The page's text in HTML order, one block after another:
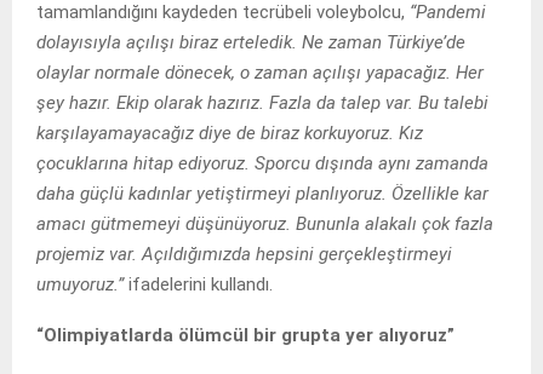
tamamlandığını kaydeden tecrübeli voleybolcu, “Pandemi
dolayısıyla açılışı biraz erteledik. Ne zaman Türkiye’de
olaylar normale dönecek, o zaman açılışı yapacağız. Her
şey hazır. Ekip olarak hazırız. Fazla da talep var. Bu talebi
karşılayamayacağız diye de biraz korkuyoruz. Kız
çocuklarına hitap ediyoruz. Sporcu dışında aynı zamanda
daha güçlü kadınlar yetiştirmeyi planlıyoruz. Özellikle kar
amacı gütmemeyi düşünüyoruz. Bununla alakalı çok fazla
projemiz var. Açıldığımızda hepsini gerçekleştirmeyi
umuyoruz.”ifadelerini kullandı.
“Olimpiyatlarda ölümcül bir grupta yer alıyoruz”